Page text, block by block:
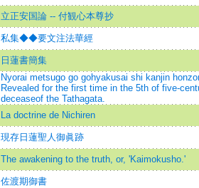
立正安国論 -- 付観心本尊抄
私集◆◆要文注法華經
日蓮書簡集
Nyorai metsugo go gohyakusai shi kanjin
Revealed for the first time in the 5th of five-
deceaseof the Tathagata.
La doctrine de Nichiren
現存日蓮聖人御眞跡
The awakening to the truth, or, 'Kaimokusho.'
佐渡期御書